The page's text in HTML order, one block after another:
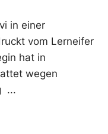
in einer
vom Lerneifer
hat in
wegen